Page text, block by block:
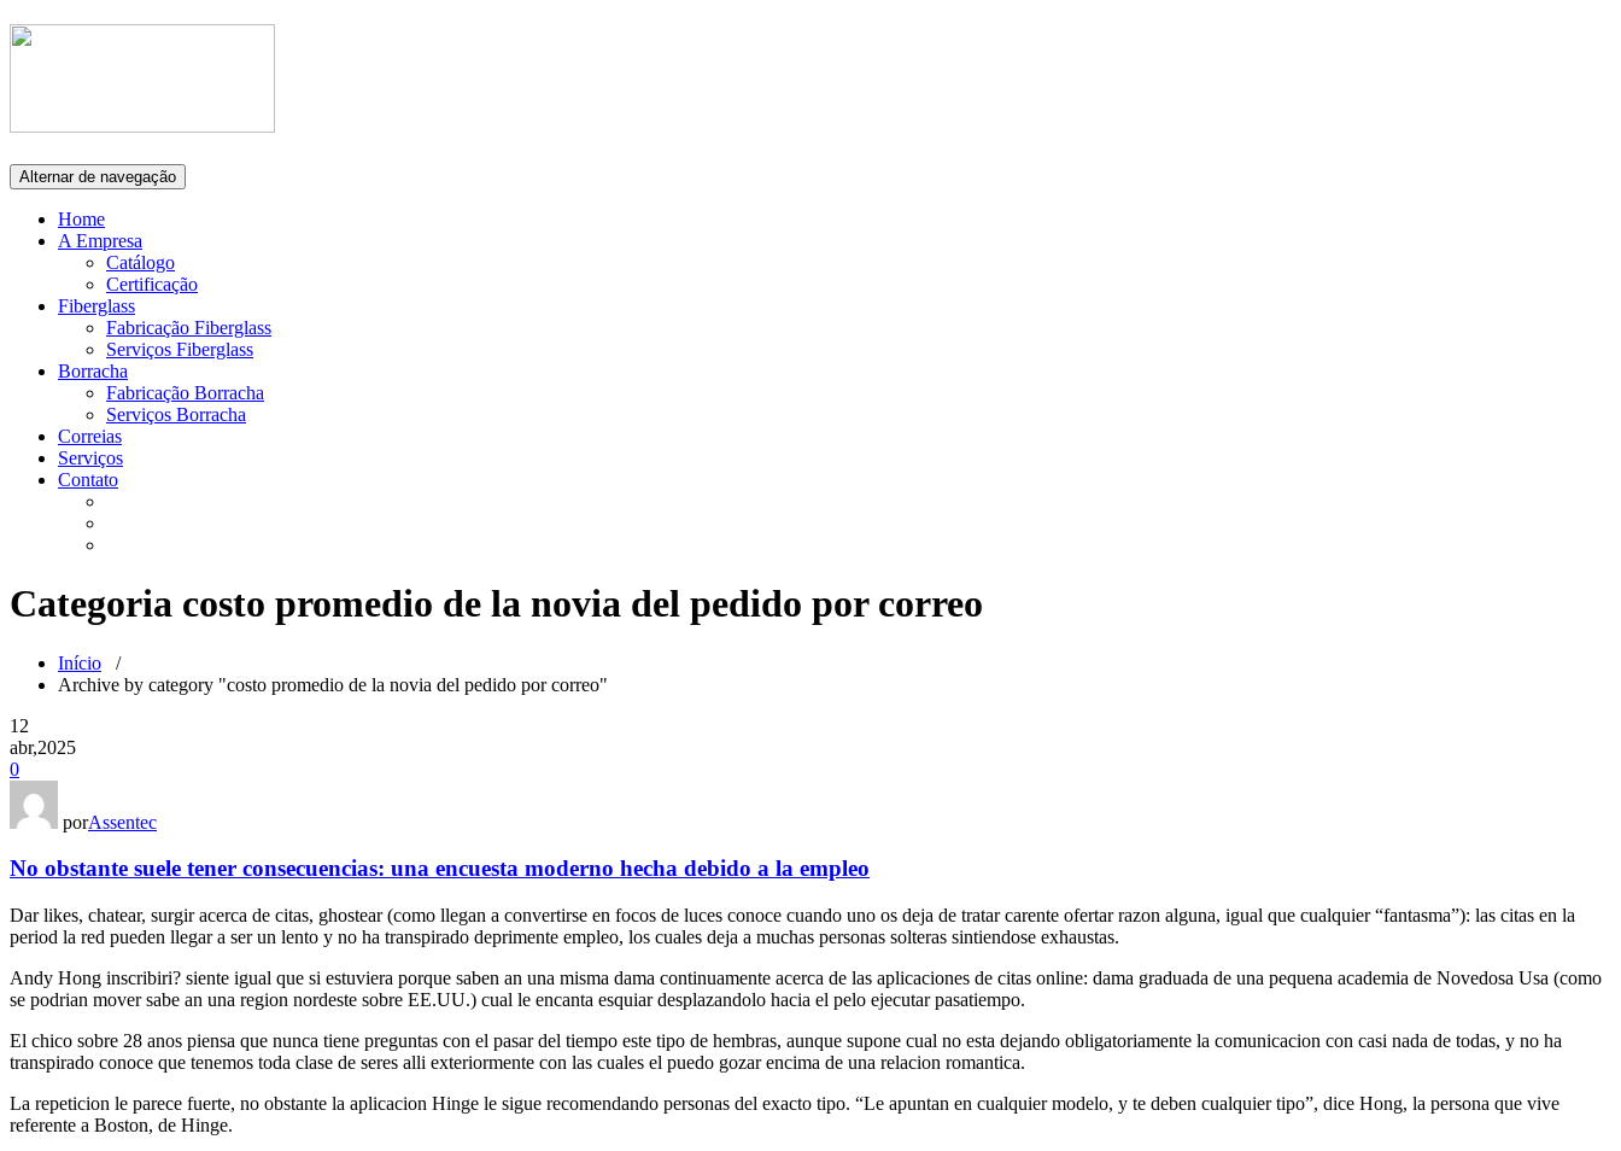
Alternar de navegação
Home
A Empresa
Catálogo
Certificação
Fiberglass
Fabricação Fiberglass
Serviços Fiberglass
Borracha
Fabricação Borracha
Serviços Borracha
Correias
Serviços
Contato
Categoria costo promedio de la novia del pedido por correo
Início /
Archive by category "costo promedio de la novia del pedido por correo"
12
abr,2025
0
porAssentec
No obstante suele tener consecuencias: una encuesta moderno hecha debido a la empleo
Dar likes, chatear, surgir acerca de citas, ghostear (como llegan a convertirse en focos de luces conoce cuando uno os deja de tratar carente ofertar razon alguna, igual que cualquier “fantasma”): las citas en la
period la red pueden llegar a ser un lento y no ha transpirado deprimente empleo, los cuales deja a muchas personas solteras sintiendose exhaustas.
Andy Hong inscribiri? siente igual que si estuviera porque saben an una misma dama continuamente acerca de las aplicaciones de citas online: dama graduada de una pequena academia de Novedosa Usa (como
se podrian mover sabe an una region nordeste sobre EE.UU.) cual le encanta esquiar desplazandolo hacia el pelo ejecutar pasatiempo.
El chico sobre 28 anos piensa que nunca tiene preguntas con el pasar del tiempo este tipo de hembras, aunque supone cual no esta dejando obligatoriamente la comunicacion con casi nada de todas, y no ha
transpirado conoce que tenemos toda clase de seres alli exteriormente con las cuales el puedo gozar encima de una relacion romantica.
La repeticion le parece fuerte, no obstante la aplicacion Hinge le sigue recomendando personas del exacto tipo. “Le apuntan en cualquier modelo, y te deben cualquier tipo”, dice Hong, la persona que vive
referente a Boston, de Hinge.